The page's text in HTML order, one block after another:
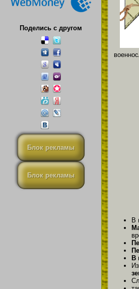
Поделись с другом
Блок рекламы
Блок рекламы
В
В